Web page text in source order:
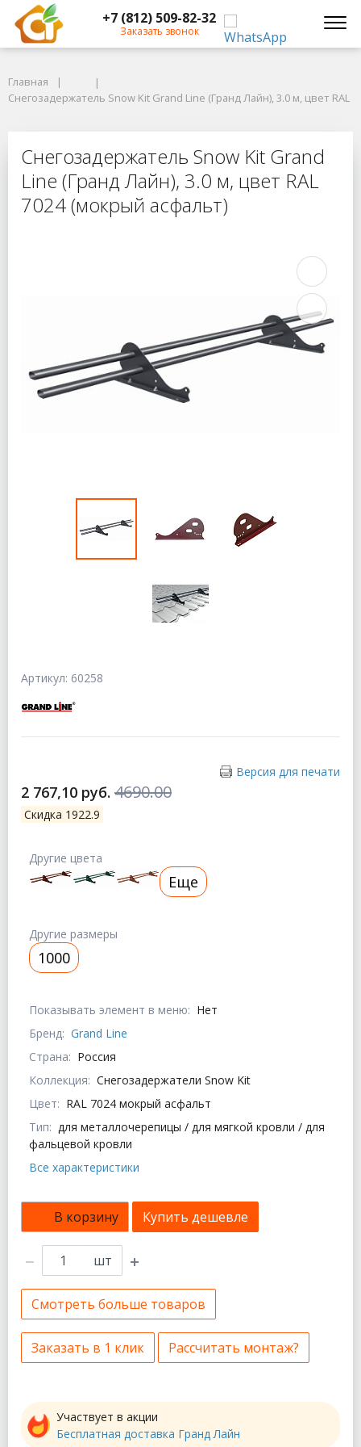
+7 (812) 509-82-32
Заказать звонок
Снегозадержатель Snow Kit Grand Line (Гранд Лайн), 3.0 м, цвет RAL
Снегозадержатель Snow Kit
Главная
Снегозадержатель Snow Kit Grand Line (Гранд Лайн), 3.0 м, цвет RAL
Снегозадержатель Snow Kit Grand
Line (Гранд Лайн), 3.0 м, цвет RAL
7024 (мокрый асфальт)
Артикул: 60258
Версия для печати
2 767,10 руб. 4690.00
Скидка 1922.9
Показывать элемент в меню: Нет
Бренд: Grand Line
Страна: Россия
Коллекция: Снегозадержатели Snow Kit
Цвет: RAL 7024 мокрый асфальт
Тип: для металлочерепицы / для мягкой кровли / для
фальцевой кровли
Все характеристики
Другие цвета
Еще
Другие размеры
1000
В корзину Купить дешевле
шт
Смотреть больше товаров
Заказать в 1 клик Рассчитать монтаж?
Участвует в акции
Бесплатная доставка Гранд Лайн